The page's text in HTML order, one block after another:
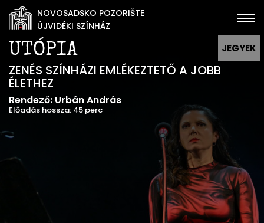
NOVOSADSKO POZORIŠTE
ÚJVIDÉKI SZÍNHÁZ
JEGYEK
UTÓPIA
ZENÉS SZÍNHÁZI EMLÉKEZTETŐ A JOBB
ÉLETHEZ
Rendező: Urbán András
Előadás hossza: 45 perc